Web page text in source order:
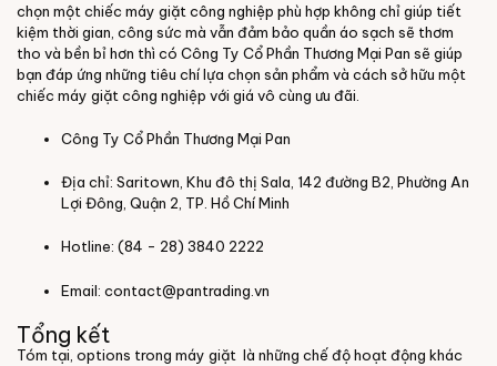
chọn một chiếc máy giặt công nghiệp phù hợp không chỉ giúp tiết
kiệm thời gian, công sức mà vẫn đảm bảo quần áo sạch sẽ thơm
tho và bền bỉ hơn thì có Công Ty Cổ Phần Thương Mại Pan sẽ giúp
bạn đáp ứng những tiêu chí lựa chọn sản phẩm và cách sở hữu một
chiếc máy giặt công nghiệp với giá vô cùng ưu đãi.
Công Ty Cổ Phần Thương Mại Pan
Địa chỉ: Saritown, Khu đô thị Sala, 142 đường B2, Phường An
Lợi Đông, Quận 2, TP. Hồ Chí Minh
Hotline: (84 - 28) 3840 2222
Email: contact@pantrading.vn
Tổng kết
Tóm tại, options trong máy giặt là những chế độ hoạt động khác